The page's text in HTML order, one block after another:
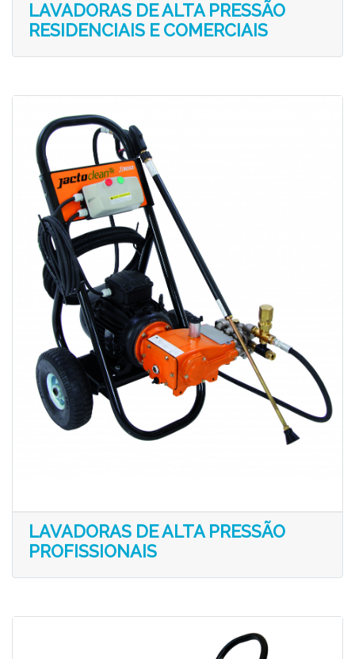
LAVADORAS DE ALTA PRESSÃO
RESIDENCIAIS E COMERCIAIS
LAVADORAS DE ALTA PRESSÃO
PROFISSIONAIS